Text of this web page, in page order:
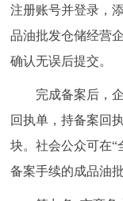
注册账号并登录，
品油批发仓储经营
确认无误后提交。
完成备案后，企
回执单，持备案回
块。社会公众可在“
备案手续的成品油